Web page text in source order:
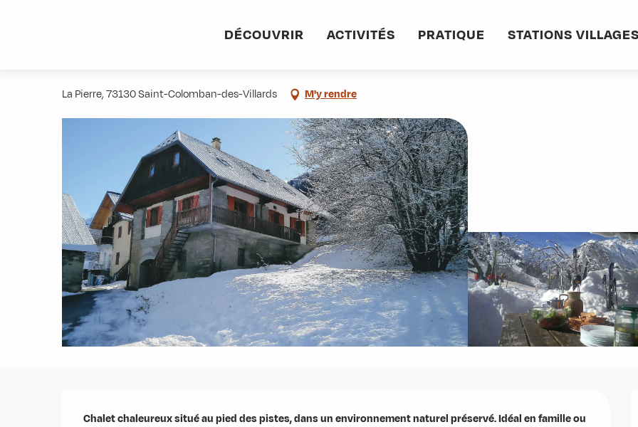
DÉCOUVRIR ACTIVITÉS PRATIQUE STATIONS VILLAGES
La Pierre, 73130 Saint-Colomban-des-Villards M'y rendre
Description
Chalet chaleureux situé au pied des pistes, dans un environnement naturel préservé. Idéal en famille ou